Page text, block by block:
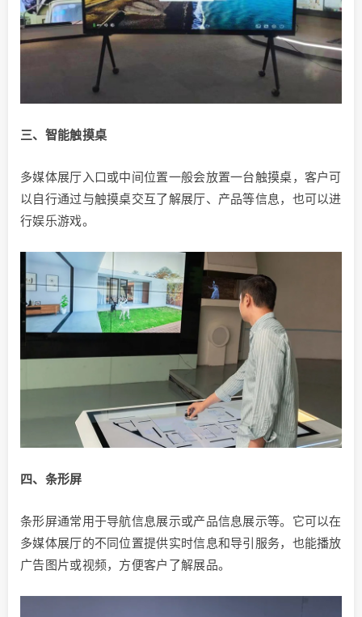
三、智能触摸桌
多媒体展厅入口或中间位置一般会放置一台触摸桌，客户可
以自行通过与触摸桌交互了解展厅、产品等信息，也可以进
行娱乐游戏。
四、条形屏
条形屏通常用于导航信息展示或产品信息展示等。它可以在
多媒体展厅的不同位置提供实时信息和导引服务，也能播放
广告图片或视频，方便客户了解展品。